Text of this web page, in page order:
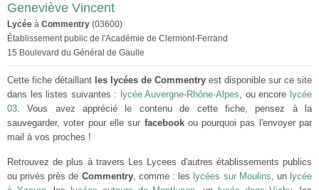
Geneviève Vincent
Lycée à Commentry (03600)
Établissement public de l'Académie de Clermont-Ferrand
15 Boulevard du Général de Gaulle
Cette fiche détaillant les lycées de Commentry est disponible sur ce site
dans les listes suivantes : lycée Auvergne-Rhône-Alpes, ou encore lycée
03. Vous avez apprécié le contenu de cette fiche, pensez à la
sauvegarder, voter pour elle sur facebookou pourquoi pas l'envoyer par
mail à vos proches !
Retrouvez de plus à travers Les Lycees d'autres établissements publics
ou privés près de Commentry, comme : les lycées sur Moulins, un lycée